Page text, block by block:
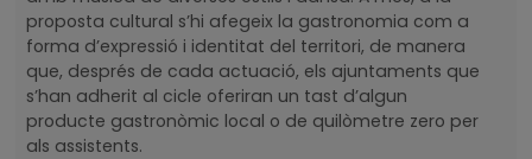
proposta cultural s’hi afegeix la gastronomia com a
forma d’expressió i identitat del territori, de manera
que, després de cada actuació, els ajuntaments que
s’han adherit al cicle oferiran un tast d’algun
producte gastronòmic local o de quilòmetre zero per
als assistents.